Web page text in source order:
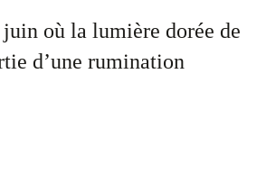
où la lumière dorée de
d’une rumination